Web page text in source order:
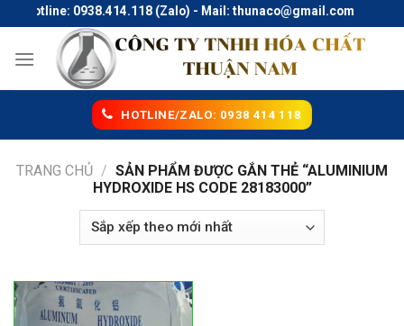
to
content
Hotline: 0938.414.118 (Zalo) - Mail: thunaco@gmail.com
HOTLINE/ZALO: 0938 414 118
TRANG CHỦ / SẢN PHẨM ĐƯỢC GẮN THẺ “ALUMINIUM
HYDROXIDE HS CODE 28183000”